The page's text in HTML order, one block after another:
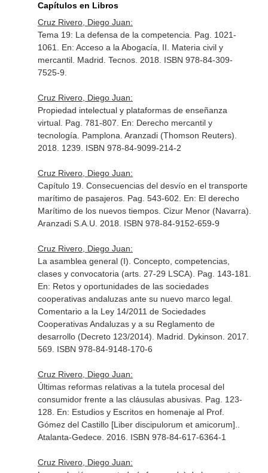
Capítulos en Libros
Cruz Rivero, Diego Juan:
Tema 19: La defensa de la competencia. Pag. 1021-
1061. En: Acceso a la Abogacía, II. Materia civil y
mercantil. Madrid. Tecnos. 2018. ISBN 978-84-309-
7525-9.
Cruz Rivero, Diego Juan:
Propiedad intelectual y plataformas de enseñanza
virtual. Pag. 781-807. En: Derecho mercantil y
tecnología . Pamplona. Aranzadi (Thomson Reuters).
2018. 1239. ISBN 978-84-9099-214-2
Cruz Rivero, Diego Juan:
Capítulo 19. Consecuencias del desvío en el transporte
marítimo de pasajeros. Pag. 543-602. En: El derecho
Marítimo de los nuevos tiempos. Cizur Menor (Navarra).
Aranzadi S.A.U. 2018. ISBN 978-84-9152-659-9
Cruz Rivero, Diego Juan:
La asamblea general (I). Concepto, competencias,
clases y convocatoria (arts. 27-29 LSCA). Pag. 143-181.
En: Retos y oportunidades de las sociedades
cooperativas andaluzas ante su nuevo marco legal.
Comentario a la Ley 14/2011 de Sociedades
Cooperativas Andaluzas y a su Reglamento de
desarrollo (Decreto 123/2014) . Madrid. Dykinson. 2017.
569. ISBN 978-84-9148-170-6
Cruz Rivero, Diego Juan:
Últimas reformas relativas a la tutela procesal del
consumidor frente a las cláusulas abusivas. Pag. 123-
128. En: Estudios y Escritos en homenaje al Prof.
Gómez del Castillo [Liber discipulorum et amicorum].
Atalanta-Gedece. 2016. ISBN 978-84-617-6364-1
Cruz Rivero, Diego Juan: